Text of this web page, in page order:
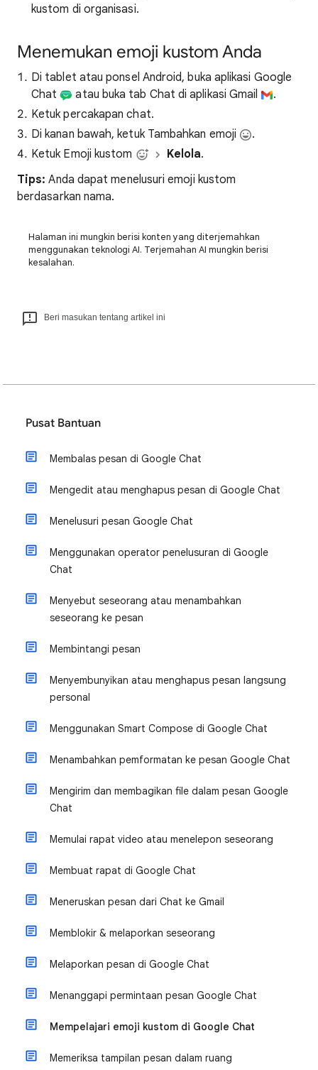
kustom di organisasi.
Menemukan emoji kustom Anda
Di tablet atau ponsel Android, buka aplikasi Google
Chat
atau buka tab Chat di aplikasi Gmail
.
Ketuk percakapan chat.
Di kanan bawah, ketuk Tambahkan emoji
.
Ketuk Emoji kustom
Kelola.
Tips: Anda dapat menelusuri emoji kustom
berdasarkan nama.
Halaman ini mungkin berisi konten yang diterjemahkan
menggunakan teknologi AI. Terjemahan AI mungkin berisi
kesalahan.
Beri masukan tentang artikel ini
Pusat Bantuan
Membalas pesan di Google Chat
Mengedit atau menghapus pesan di Google Chat
Menelusuri pesan Google Chat
Menggunakan operator penelusuran di Google
Chat
Menyebut seseorang atau menambahkan
seseorang ke pesan
Membintangi pesan
Menyembunyikan atau menghapus pesan langsung
personal
Menggunakan Smart Compose di Google Chat
Menambahkan pemformatan ke pesan Google Chat
Mengirim dan membagikan file dalam pesan Google
Chat
Memulai rapat video atau menelepon seseorang
Membuat rapat di Google Chat
Meneruskan pesan dari Chat ke Gmail
Memblokir & melaporkan seseorang
Melaporkan pesan di Google Chat
Menanggapi permintaan pesan Google Chat
Mempelajari emoji kustom di Google Chat
Memeriksa tampilan pesan dalam ruang